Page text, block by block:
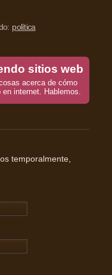
política
sitios web
acerca de cómo
internet. Hablemos.
temporalmente,